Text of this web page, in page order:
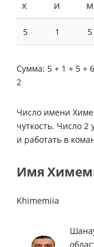
Х И М
5 1 5
Сумма: 5 + 1 + 5 +
2
Число имени
чуткость. Число 2
и работать в
Имя
Khimemiia